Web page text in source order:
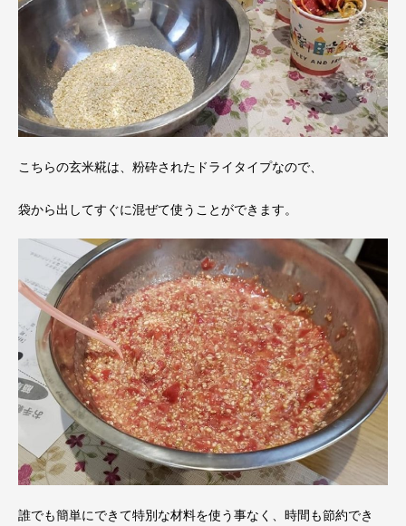
こちらの玄米糀は、粉砕されたドライタイプなので、
袋から出してすぐに混ぜて使うことができます。
誰でも簡単にできて特別な材料を使う事なく、時間も節約でき